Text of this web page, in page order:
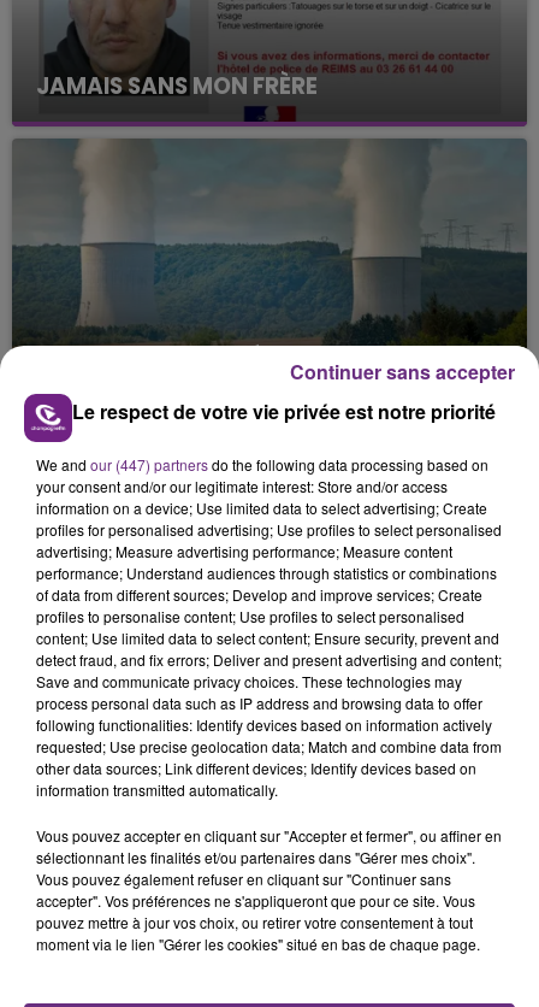
JAMAIS SANS MON FRÈRE
Julien Fourel n'a plus donné signé de vie depuis 5
mois. Sa sœur poursuit ses recherches pour le
retrouver.
LA CENTRALE NUCLÉAIRE DE CHOOZ
TOUJOURS À L'ARRÊT
Cela fait déjà une semaine que la centrale
nucléaire ardennaise est à l'arrêt. Une situation
justifiée par la sécheresse intense qui est toujours
présente.
TITRES DIFFUSÉS
13h56
13h56
All The Things She Said
13h53
13h53
A L'imparfaite
13h50
13h50 13h43
13h43
Le respect de votre vie privée est notre priorité
We and our (447) partnersdo the following data processing based on
your consent and/or our legitimate interest: Store and/or access
information on a device; Use limited data to select advertising; Create
profiles for personalised advertising; Use profiles to select personalised
advertising; Measure advertising performance; Measure content
performance; Understand audiences through statistics or combinations
of data from different sources; Develop and improve services; Create
profiles to personalise content; Use profiles to select personalised
content; Use limited data to select content; Ensure security, prevent and
detect fraud, and fix errors; Deliver and present advertising and content;
Save and communicate privacy choices. These technologies may
process personal data such as IP address and browsing data to offer
following functionalities: Identify devices based on information actively
requested; Use precise geolocation data; Match and combine data from
other data sources; Link different devices; Identify devices based on
information transmitted automatically.
Vous pouvez accepter en cliquant sur "Accepter et fermer", ou affiner en
sélectionnant les finalités et/ou partenaires dans "Gérer mes choix".
Vous pouvez également refuser en cliquant sur "Continuer sans
accepter". Vos préférences ne s'appliqueront que pour ce site. Vous
pouvez mettre à jour vos choix, ou retirer votre consentement à tout
moment via le lien "Gérer les cookies" situé en bas de chaque page.
Continuer sans accepter